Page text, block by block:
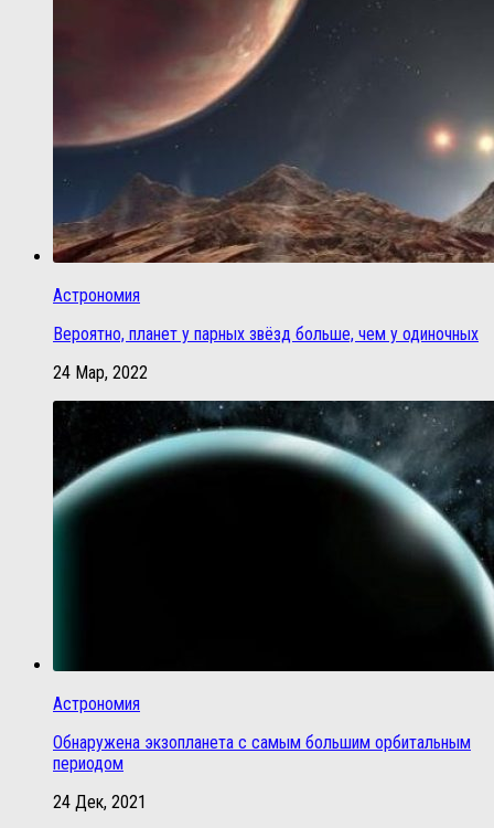
Астрономия
Вероятно, планет у парных звёзд больше, чем у одиночных
24 Мар, 2022
Астрономия
Обнаружена экзопланета с самым большим орбитальным
периодом
24 Дек, 2021